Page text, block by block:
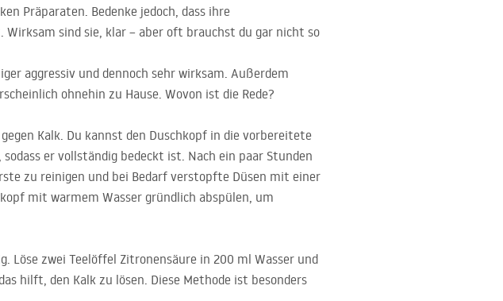
Präparaten. Bedenke jedoch, dass ihre
sind sie, klar – aber oft brauchst du gar nicht so
aggressiv und dennoch sehr wirksam. Außerdem
ohnehin zu Hause. Wovon ist die Rede?
Kalk. Du kannst den Duschkopf in die vorbereitete
er vollständig bedeckt ist. Nach ein paar Stunden
zu reinigen und bei Bedarf verstopfte Düsen mit einer
mit warmem Wasser gründlich abspülen, um
Löse zwei Teelöffel Zitronensäure in 200 ml Wasser und
hilft, den Kalk zu lösen. Diese Methode ist besonders